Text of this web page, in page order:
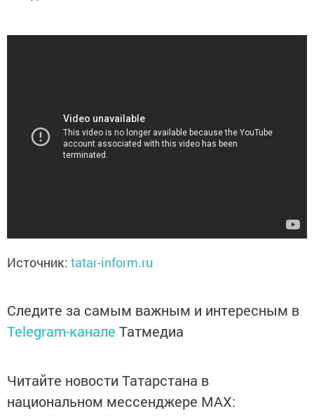
Источник: tatar-inform.ru
Следите за самым важным и интересным в
Telegram-канале Татмедиа
Читайте новости Татарстана в
национальном мессенджере MАХ: